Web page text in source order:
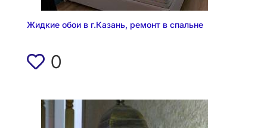
Жидкие обои в г.Казань, ремонт в спальне
0